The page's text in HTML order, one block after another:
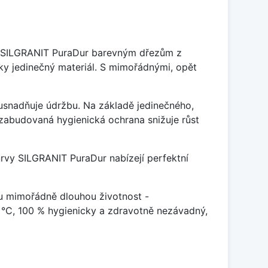
PuraDur barevným dřezům z
jedinečný materiál. S mimořádnými, opět
údržbu. Na základě jedinečného,
hygienická ochrana snižuje růst
SILGRANIT PuraDur nabízejí perfektní
mimořádně dlouhou životnost -
100 % hygienicky a zdravotně nezávadný,